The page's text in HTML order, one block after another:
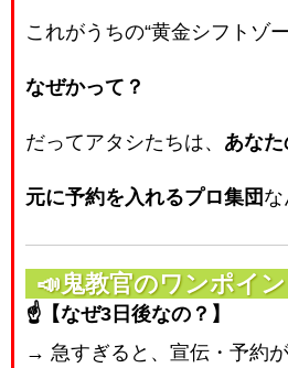
これがうちの“黄金シフトゾー
なぜかって？
だってアタシたちは、 あな
元に予約を入れるプロ集団 な
📣鬼教官のワンポイ
☝️【なぜ3日後なの？】
→ 急すぎると、宣伝・予約が